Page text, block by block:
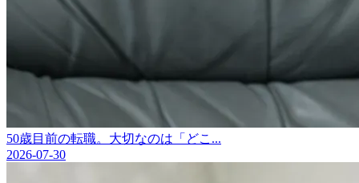
50歳目前の転職。大切なのは「どこ...
2026-07-30